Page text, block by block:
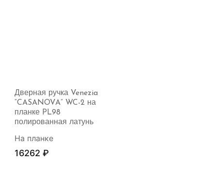
Дверная ручка Venezia
“CASANOVA” WC-2 на
планке PL98
полированная латунь
На планке
16262 ₽